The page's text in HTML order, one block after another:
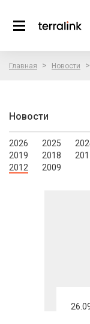
Главная > Новости >
Новости
2026 2025
2019
2018
2012
2009